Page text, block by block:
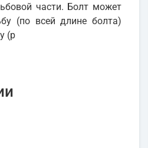
части. Болт может
(по всей длине болта)
(р